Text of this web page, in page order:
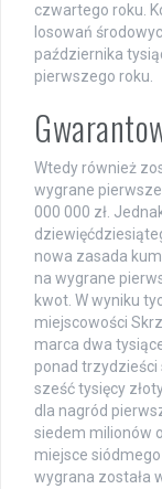
czwartego roku.
losowań
października
pierwszego roku.
Wtedy również
wygrane
000 000 zł.
nowa zasada
na wygrane
kwot. W wyniku
miejscowości
marca dwa
ponad
sześć tysięcy
dla nagród
siedem milionów
miejsce
wygrana została